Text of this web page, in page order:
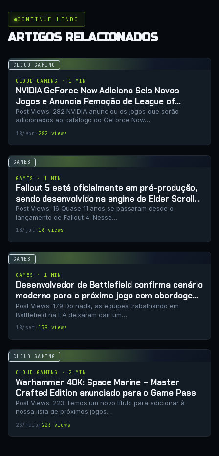
CONTINUE LENDO
ARTIGOS RELACIONADOS
CLOUD GAMING
CLOUD GAMING · 1 MIN
NVIDIA GeForce Now Adiciona Seis Novos
Jogos e Anuncia Remoção de League of
Legends
Post Views: 282 NVIDIA anunciou os jogos que serão
adicionados ao catálogo do GeForce Now…
18/abr · 282 views
GAMES
GAMES · 1 MIN
Fallout 5 está oficialmente em pré-produção,
sendo desenvolvido na engine de Elder Scrolls
VI.
Post Views: 16 Quase 11 anos se passaram desde o
lançamento de Fallout 4. Nesse…
18/jul · 16 views
GAMES
GAMES · 1 MIN
Desenvolvedor de Battlefield confirma cenário
moderno para o próximo jogo com abordagem
“de volta ao básico”
Post Views: 179 Do nada, as equipes trabalhando em
Battlefield na EA deixaram cair um…
18/set · 179 views
CLOUD GAMING
CLOUD GAMING · 2 MIN
Warhammer 40K: Space Marine – Master
Crafted Edition anunciado para o Game Pass
Post Views: 223 Temos um novo título para adicionar à
nossa lista de próximos jogos…
23/maio · 223 views